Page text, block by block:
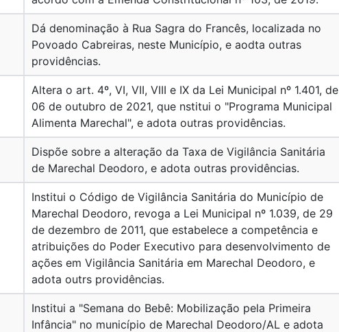
Dá denominação à Rua Sagra do Francês, localizada no
Povoado Cabreiras, neste Município, e aodta outras
providências.
Altera o art. 4º, VI, VII, VIII e IX da Lei Municipal nº 1.401, de
06 de outubro de 2021, que nstitui o "Programa Municipal
Alimenta Marechal", e adota outras providências.
Dispõe sobre a alteração da Taxa de Vigilância Sanitária
de Marechal Deodoro, e adota outras providências.
Institui o Código de Vigilância Sanitária do Município de
Marechal Deodoro, revoga a Lei Municipal nº 1.039, de 29
de dezembro de 2011, que estabelece a competência e
atribuições do Poder Executivo para desenvolvimento de
ações em Vigilância Sanitária em Marechal Deodoro, e
adota outrs providências.
Institui a "Semana do Bebê: Mobilização pela Primeira
Infância" no município de Marechal Deodoro/AL e adota